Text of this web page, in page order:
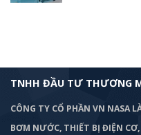
TNHH ĐẦU TƯ THƯƠNG
CÔNG TY CỔ PHẦN VN NASA
BƠM NƯỚC, THIẾT BỊ ĐIỆN